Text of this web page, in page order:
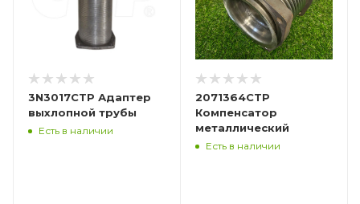
3N3017CTP Адаптер
выхлопной трубы
Есть в наличии
2071364CTP
Компенсатор
металлический
Есть в наличии